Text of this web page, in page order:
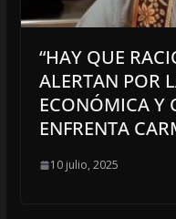
“HAY QUE
ALERTAN POR
ECONÓMICA Y
ENFRENTA
10 julio, 2025